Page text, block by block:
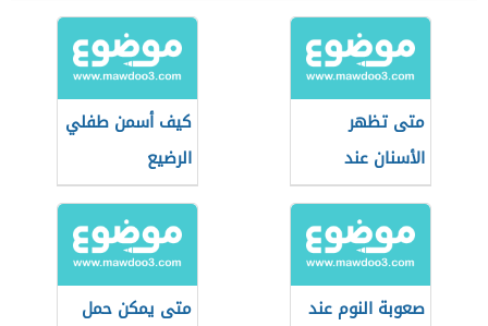
متى تظهر
الأسنان عند
الرضيع
كيف أسمن طفلي
الرضيع
صعوبة النوم عند
متى يمكن حمل